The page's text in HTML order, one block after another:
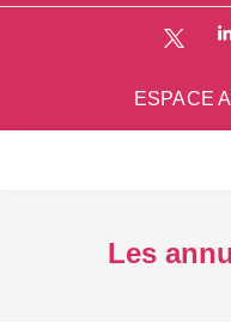
ESPACE
Les